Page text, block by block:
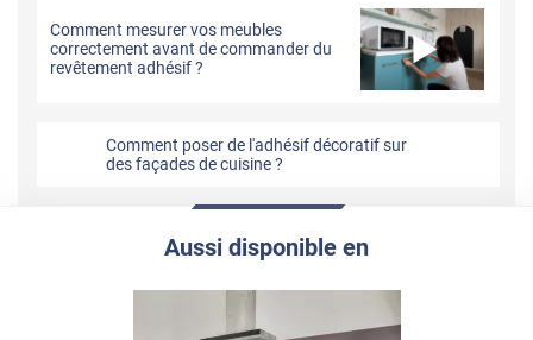
Comment mesurer vos meubles
correctement avant de commander du
revêtement adhésif ?
Comment poser de l'adhésif décoratif sur
des façades de cuisine ?
Aussi disponible en